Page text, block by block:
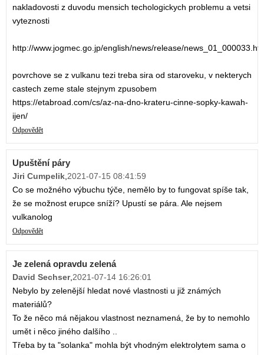
nakladovosti z duvodu mensich techologickych problemu a vetsi
vyteznosti
http://www.jogmec.go.jp/english/news/release/
povrchove se z vulkanu tezi treba sira od staroveku, v nekterych
castech zeme stale stejnym zpusobem
https://etabroad.com/cs/az-na-dno-krateru-cinne-sopky-kawah-
ijen/
Odpovědět
Upuštění páry
Jiri Cumpelik,2021-07-15 08:41:59
Co se možného výbuchu týče, nemělo by to fungovat spíše tak,
že se možnost erupce sníží? Upustí se pára. Ale nejsem
vulkanolog
Odpovědět
Je zelená opravdu zelená
David Sechser,2021-07-14 16:26:01
Nebylo by zelenější hledat nové vlastnosti u již známých
materiálů?
To že něco má nějakou vlastnost neznamená, že by to nemohlo
umět i něco jiného dalšího ..
Třeba by ta "solanka" mohla být vhodným elektrolytem sama o